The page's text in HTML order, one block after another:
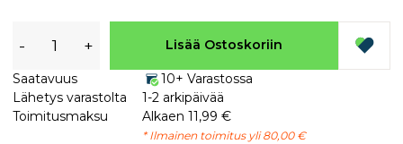
- + Lisää Ostoskoriin
Saatavuus
10+ Varastossa
Lähetys varastolta
1-2 arkipäivää
Toimitusmaksu
Alkaen 11,99 €
* Ilmainen toimitus yli 80,00 €